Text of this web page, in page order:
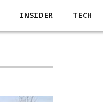
INSIDER TECH